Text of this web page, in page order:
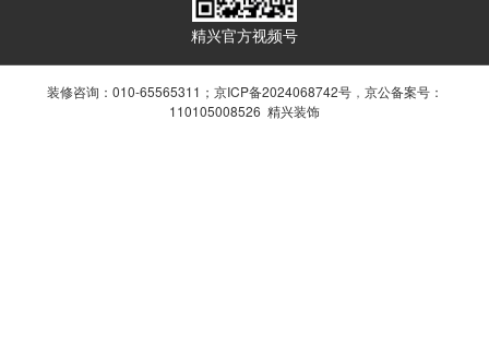
精兴官方视频号
装修咨询：010-65565311； 京ICP备2024068742号， 京公备案号：
110105008526 精兴装饰